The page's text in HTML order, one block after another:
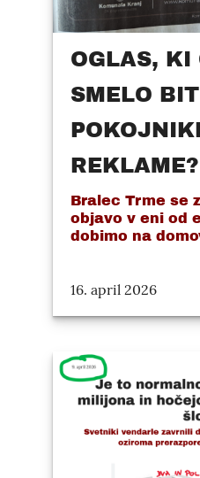
OGLAS, KI
SMELO
REKLAME?
Bralec Trme se
objavo v eni od
dobimo na
16. april 2026